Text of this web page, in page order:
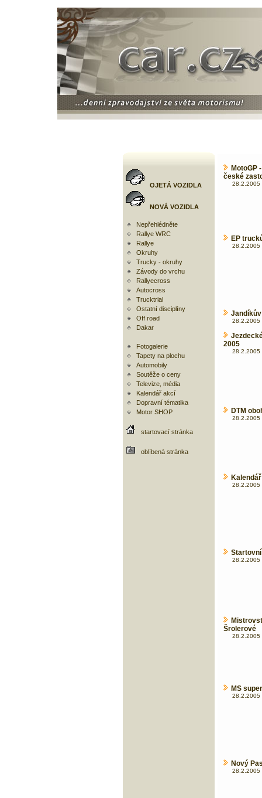
OJETÁ VOZIDLA
NOVÁ VOZIDLA
Nepřehlédněte
Rallye WRC
Rallye
Okruhy
Trucky - okruhy
Závody do vrchu
Rallyecross
Autocross
Trucktrial
Ostatní disciplíny
Off road
Dakar
Fotogalerie
Tapety na plochu
Automobily
Soutěže o ceny
Televize, média
Kalendář akcí
Dopravní tématika
Motor SHOP
startovací stránka
oblíbená stránka
MotoGP
české
28.2.2005
EP
28.2.2005
28.2.2005
2005
28.2.2005
DTM
28.2.2005
28.2.2005
28.2.2005
Šrolerové
28.2.2005
MS
28.2.2005
Nový
28.2.2005